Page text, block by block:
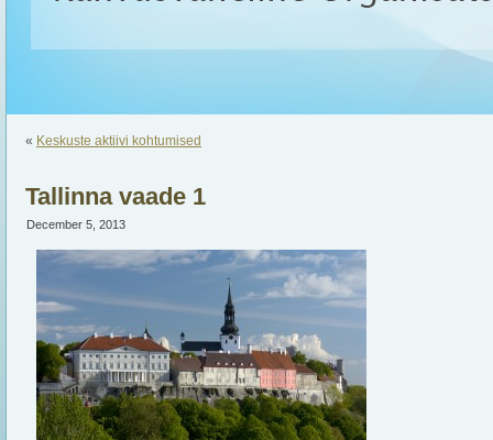
« Keskuste aktiivi kohtumised
Tallinna vaade 1
December 5, 2013